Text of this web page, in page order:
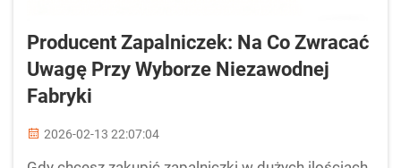
Producent Zapalniczek: Na Co Zwracać
Uwagę Przy Wyborze Niezawodnej
Fabryki
2026-02-13 22:07:04